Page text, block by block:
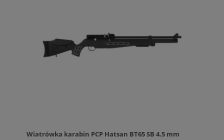
Wiatrówka karabin PCP Hatsan BT65 SB 4.5 mm